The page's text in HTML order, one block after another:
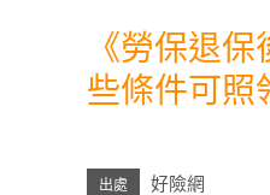
《勞保退保
些條件可照
好險網